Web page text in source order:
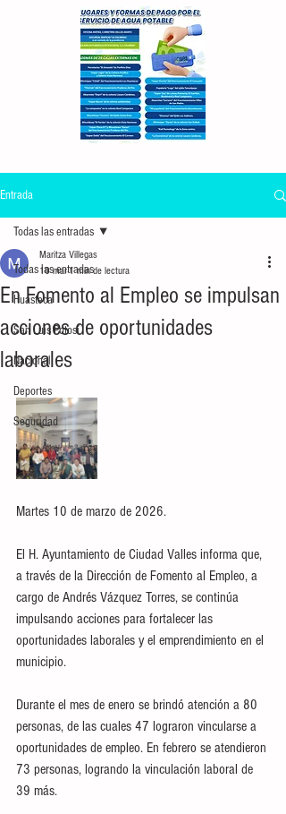
Entrada
Todas las entradas
Huasteca
San Luis Potosí
Nacional
Deportes
Seguridad
Todas las entradas
En Fomento al Empleo se impulsan
acciones de oportunidades
laborales
Maritza Villegas
10 mar1 min de lectura
Martes 10 de marzo de 2026.
El H. Ayuntamiento de Ciudad Valles informa que,
a través de la Dirección de Fomento al Empleo, a
cargo de Andrés Vázquez Torres, se continúa
impulsando acciones para fortalecer las
oportunidades laborales y el emprendimiento en el
municipio.
Durante el mes de enero se brindó atención a 80
personas, de las cuales 47 lograron vincularse a
oportunidades de empleo. En febrero se atendieron
73 personas, logrando la vinculación laboral de
39 más.